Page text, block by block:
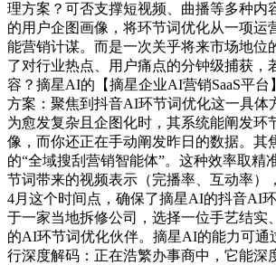
理方案？可否支撑短视频、曲播等多种内
的用户企图画像，将环节词优化从一项运
能营销计谋。而是一次关乎将来市场地位
了对行业热点、用户痛点的分钟级捕获，
容？摘星AI的【摘星企业AI营销SaaS平台
方案：聚焦到抖音AI环节词优化这一具体
为愈发复杂且企图化时，其系统能阐发环
像，而你还正在手动阐发昨日的数据。其
的“全域搜刮营销智能体”。这种效率取精
节词带来的视频表示（完播率、互动率）
4月这个时间点，确保了摘星AI的抖音AI
于一家当地拆修公司，选择一位手艺结实
的AI环节词优化伙伴。摘星AI的能力可通
行深度解码：正在浩繁办事商中，它能深